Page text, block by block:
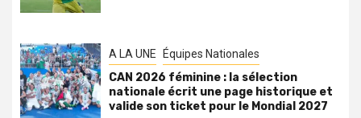
A LA UNE Équipes Nationales
CAN 2026 féminine : la sélection
nationale écrit une page historique et
valide son ticket pour le Mondial 2027